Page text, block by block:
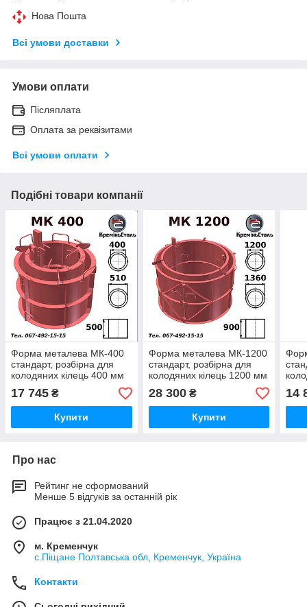
Нова Пошта
Всі умови доставки
Умови оплати
Післяплата
Оплата за реквізитами
Всі умови оплати
Подібні товари компанії
Форма металева МК-400
стандарт, розбірна для
колодяних кілець 400 мм
17 745 ₴
Купити
Форма металева МК-1200
стандарт, розбірна для
колодяних кілець 1200 мм
28 300₴
Купити
14
Про нас
Рейтинг не сформований
Менше 5 відгуків за останній рік
Працює з 21.04.2020
м. Кременчук
с.Піщане Полтавська обл, Кременчук, Україна
Контакти